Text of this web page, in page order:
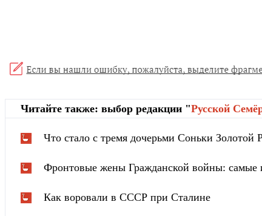
Читайте также: выбор редакции "Русской
Что стало с тремя дочерьми Соньки Золотой
Фронтовые жены Гражданской войны: самые
Как воровали в СССР при Сталине